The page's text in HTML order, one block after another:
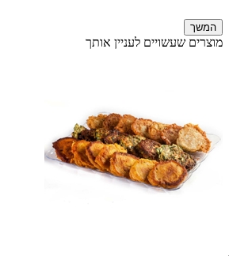
המשך
מוצרים שעשויים לעניין אותך